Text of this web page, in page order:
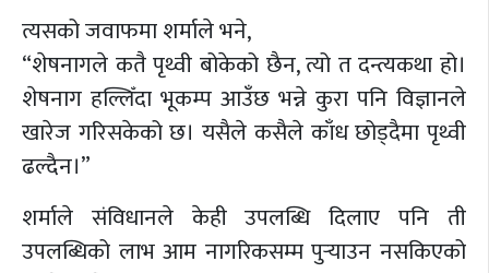
त्यसको जवाफमा शर्माले भने,
“शेषनागले कतै पृथ्वी बोकेको छैन, त्यो त दन्त्यकथा हो।
शेषनाग हल्लिँदा भूकम्प आउँछ भन्ने कुरा पनि विज्ञानले
खारेज गरिसकेको छ। यसैले कसैले काँध छोड्दैमा पृथ्वी
ढल्दैन।”
शर्माले संविधानले केही उपलब्धि दिलाए पनि ती
उपलब्धिको लाभ आम नागरिकसम्म पुर्‍याउन नसकिएको